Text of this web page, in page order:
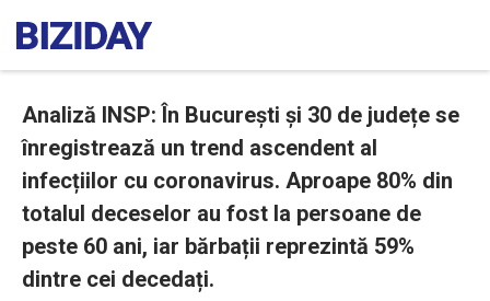
Analiză INSP: În București și 30 de județe se
înregistrează un trend ascendent al
infecțiilor cu coronavirus. Aproape 80% din
totalul deceselor au fost la persoane de
peste 60 ani, iar bărbații reprezintă 59%
dintre cei decedați.